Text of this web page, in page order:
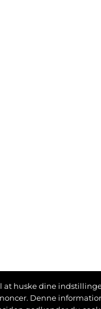
at huske dine
Denne